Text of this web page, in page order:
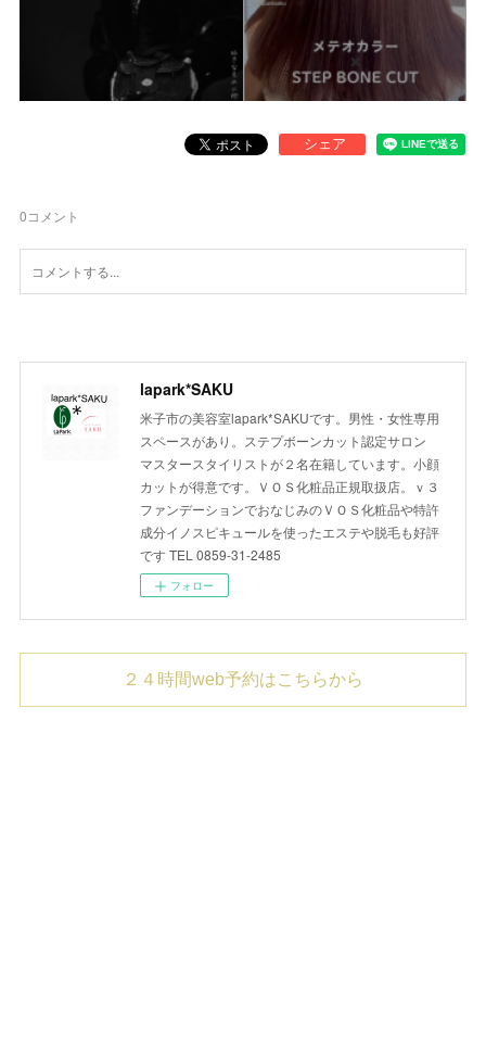
0コメント
lapark*SAKU
米子市の美容室lapark*SAKUです。男性・女性専用
スペースがあり。ステプボーンカット認定サロン
マスタースタイリストが２名在籍しています。小顔
カットが得意です。ＶＯＳ化粧品正規取扱店。ｖ３
ファンデーションでおなじみのＶＯＳ化粧品や特許
成分イノスピキュールを使ったエステや脱毛も好評
です TEL 0859-31-2485
フォロー
２４時間web予約はこちらから